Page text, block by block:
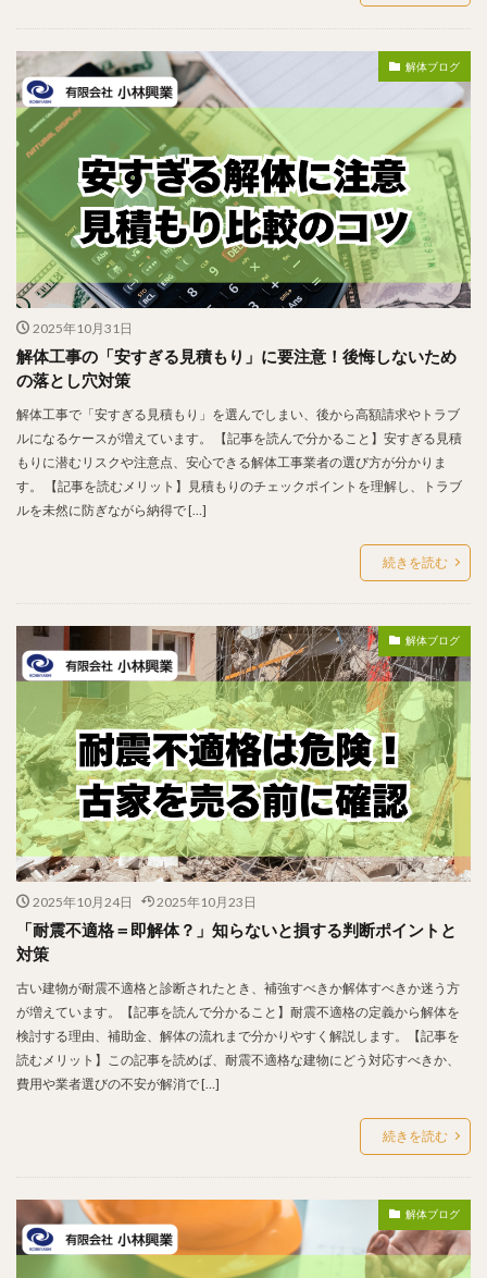
解体ブログ
2025年10月31日
解体工事の「安すぎる見積もり」に要注意！後悔しないため
の落とし穴対策
解体工事で「安すぎる見積もり」を選んでしまい、後から高額請求やトラブ
ルになるケースが増えています。 【記事を読んで分かること】安すぎる見積
もりに潜むリスクや注意点、安心できる解体工事業者の選び方が分かりま
す。 【記事を読むメリット】見積もりのチェックポイントを理解し、トラブ
ルを未然に防ぎながら納得で […]
続きを読む
解体ブログ
2025年10月24日 2025年10月23日
「耐震不適格＝即解体？」知らないと損する判断ポイントと
対策
古い建物が耐震不適格と診断されたとき、補強すべきか解体すべきか迷う方
が増えています。【記事を読んで分かること】耐震不適格の定義から解体を
検討する理由、補助金、解体の流れまで分かりやすく解説します。【記事を
読むメリット】この記事を読めば、耐震不適格な建物にどう対応すべきか、
費用や業者選びの不安が解消で […]
続きを読む
解体ブログ